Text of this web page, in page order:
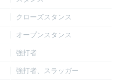
クローズスタンス
オープンスタンス
強打者
強打者、スラッガー